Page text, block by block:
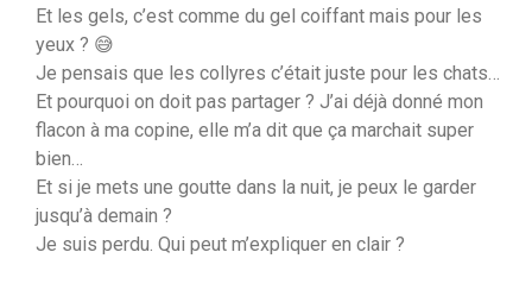
Et les gels, c’est comme du gel coiffant mais pour les
yeux ? 😅
Je pensais que les collyres c’était juste pour les chats…
Et pourquoi on doit pas partager ? J’ai déjà donné mon
flacon à ma copine, elle m’a dit que ça marchait super
bien…
Et si je mets une goutte dans la nuit, je peux le garder
jusqu’à demain ?
Je suis perdu. Qui peut m’expliquer en clair ?